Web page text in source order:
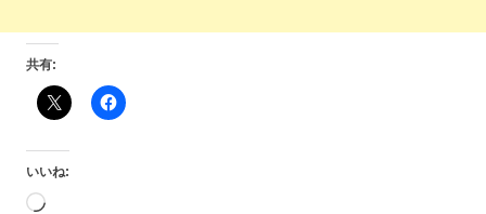
共有:
いいね:
読